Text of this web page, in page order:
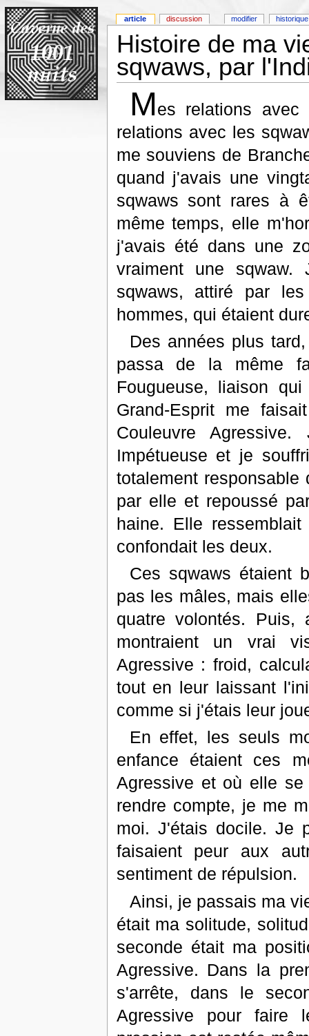
Histoire de ma
sqwaws, par
Mes relations avec
relations avec les
me souviens de
quand j'avais une
sqwaws sont rares à
même temps, elle
j'avais été dans une
vraiment une
sqwaws, attiré par
hommes, qui étaient
Des années plus
passa de la même
Fougueuse, liaison
Grand-Esprit me
Couleuvre
Impétueuse et je
totalement
par elle et repoussé
haine. Elle
confondait les deux.
Ces sqwaws étaient
pas les mâles, mais
quatre volontés.
montraient un vrai
Agressive : froid,
tout en leur laissant
comme si j'étais leur
En effet, les seuls
enfance étaient ces
Agressive et où elle
rendre compte, je me
moi. J'étais docile. Je
faisaient peur aux
sentiment de répulsion.
Ainsi, je passais ma
était ma solitude,
seconde était ma
Agressive. Dans la
s'arrête, dans le
Agressive pour faire
article discussion modifier historique